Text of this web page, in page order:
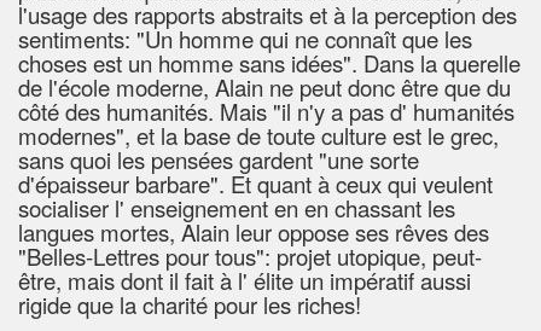
l'usage des rapports abstraits et à la perception des
sentiments: "Un homme qui ne connaît que les
choses est un homme sans idées". Dans la querelle
de l'école moderne, Alain ne peut donc être que du
côté des humanités. Mais "il n'y a pas d' humanités
modernes", et la base de toute culture est le grec,
sans quoi les pensées gardent "une sorte
d'épaisseur barbare". Et quant à ceux qui veulent
socialiser l' enseignement en en chassant les
langues mortes, Alain leur oppose ses rêves des
"Belles-Lettres pour tous": projet utopique, peut-
être, mais dont il fait à l' élite un impératif aussi
rigide que la charité pour les riches!